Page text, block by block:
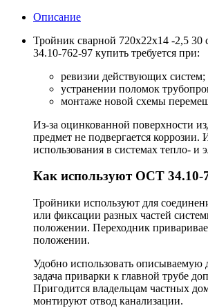
Описание
Тройник сварной 720х22х14 -2,5
34.10-762-97 купить требуется при:
ревизии действующих систем;
устранении поломок
монтаже новой схемы
Из-за оцинкованной поверхности
предмет не подвергается коррозии.
использования в системах тепло- и
Как используют ОСТ 34.10-
Тройники используют для
или фиксации разных частей
положении. Переходник
положении.
Удобно использовать описываемую
задача приварки к главной трубе
Пригодится владельцам частных
монтируют отвод канализации.